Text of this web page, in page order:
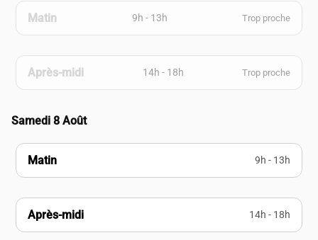
Matin 9h - 13h Trop proche
Après-midi 14h - 18h Trop proche
Samedi 8 Août
Matin 9h - 13h
Après-midi 14h - 18h